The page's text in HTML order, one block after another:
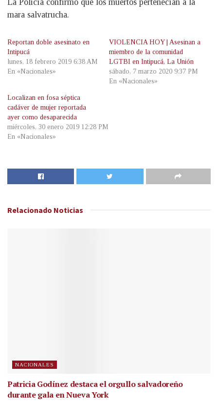
La Policía confirmó que los muertos pertenecían a la
mara salvatrucha.
Reportan doble asesinato en
Intipucá
lunes, 18 febrero 2019 6:38 AM
En «Nacionales»
VIOLENCIA HOY | Asesinan a
miembro de la comunidad
LGTBI en Intipucá, La Unión
sábado, 7 marzo 2020 9:37 PM
En «Nacionales»
Localizan en fosa séptica
cadáver de mujer reportada
ayer como desaparecida
miércoles, 30 enero 2019 12:28 PM
En «Nacionales»
Relacionado Noticias
NACIONALES
Patricia Godínez destaca el orgullo salvadoreño
durante gala en Nueva York